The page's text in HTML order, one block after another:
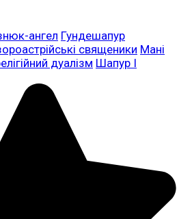
ангел Гундешапур
священики Мані
дуалізм Шапур I